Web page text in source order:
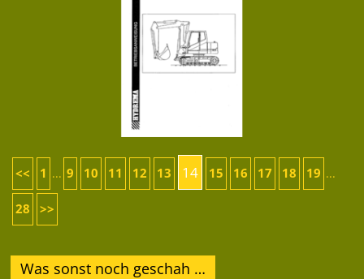
<< 1 ... 9 10 11 12 13 14 15 16 17 18 19 ...
28 >>
Was sonst noch geschah …